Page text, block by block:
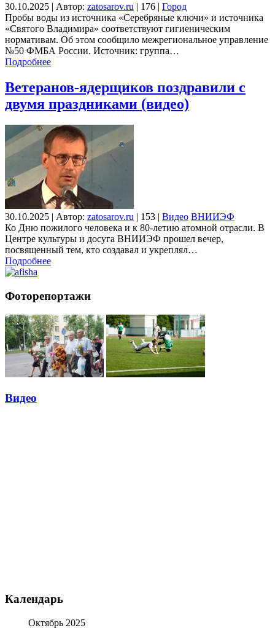
30.10.2025 | Автор: zatosarov.ru | 176 | Город
Пробы воды из источника «Серебряные ключи» и источника
«Святого Владимира» соответствуют гигиеническим
нормативам. Об этом сообщило межрегиональное управление
№50 ФМБА России. Источник: группа…
Подробнее
Ветеранов-ядерщиков поздравили с
двумя праздниками (видео)
30.10.2025 | Автор: zatosarov.ru | 153 | Видео ВНИИЭФ
Ко Дню пожилого человека и к 80-летию атомной отрасли. В
Центре культуры и досуга ВНИИЭФ прошел вечер,
посвященный тем, кто создавал и укреплял…
Подробнее
Фоторепортажи
Видео
Календарь
Октябрь 2025